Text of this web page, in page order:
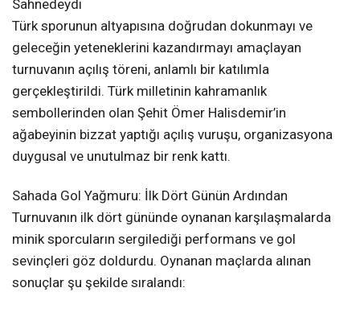
Sahnedeydi
Türk sporunun altyapısına doğrudan dokunmayı ve
geleceğin yeteneklerini kazandırmayı amaçlayan
turnuvanın açılış töreni, anlamlı bir katılımla
gerçekleştirildi. Türk milletinin kahramanlık
sembollerinden olan Şehit Ömer Halisdemir’in
ağabeyinin bizzat yaptığı açılış vuruşu, organizasyona
duygusal ve unutulmaz bir renk kattı.
Sahada Gol Yağmuru: İlk Dört Günün Ardından
Turnuvanın ilk dört gününde oynanan karşılaşmalarda
minik sporcuların sergilediği performans ve gol
sevinçleri göz doldurdu. Oynanan maçlarda alınan
sonuçlar şu şekilde sıralandı: